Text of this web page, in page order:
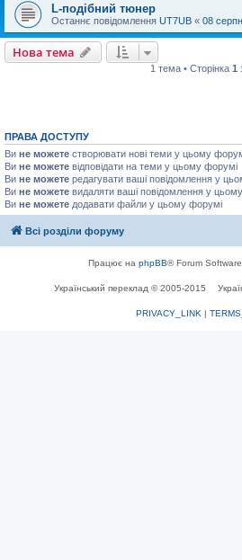
L-подібний тюнер
Останнє повідомлення UT7UB « 08
Нова тема
1 тема • Сторінка 1
ПРАВА ДОСТУПУ
Ви не можете створювати нові теми у цьому
Ви не можете відповідати на теми у цьому форумі
Ви не можете редагувати ваші повідомлення у
Ви не можете видаляти ваші повідомлення у
Ви не можете додавати файли у цьому форумі
Всі розділи форуму
Працює на phpBB® Forum
Український переклад © 2005-2015
PRIVACY_LINK |